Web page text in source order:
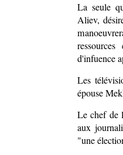
La seule
Aliev,
d'infuence
Les
épouse
Le chef de
aux
"une